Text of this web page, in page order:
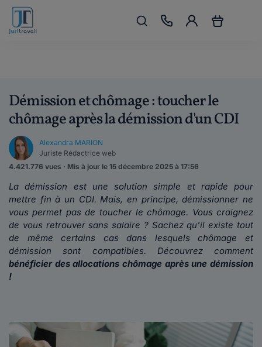
Démission et chômage : toucher le
chômage après la démission d'un CDI
Alexandra MARION
Juriste Rédactrice web
4.421.776 vues · Mis à jour le 15 décembre 2025 à 17:56
La démission est une solution simple et rapide pour
mettre fin à un CDI. Mais, en principe, démissionner ne
vous permet pas de toucher le chômage. Vous craignez
de vous retrouver sans salaire ? Sachez qu'il existe tout
de même certains cas dans lesquels chômage et
démission sont compatibles. Découvrez comment
bénéficier des allocations chômage après une démission
!